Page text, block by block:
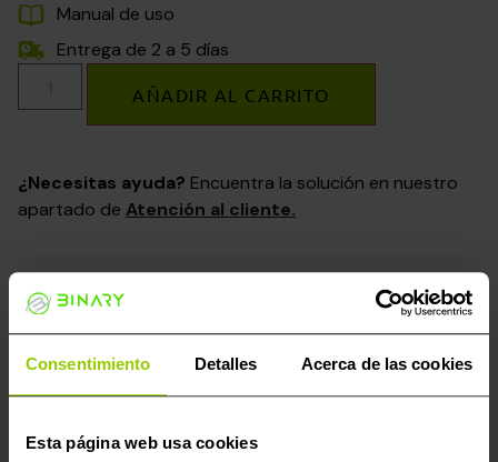
Consentimiento Detalles Acerca de las cookies
Esta página web usa cookies
PAGOS SEGUROS
Paga en 3 plazos sin intereses con Klarna.
Manual de uso
Entrega de 2 a 5 días
AÑADIR AL CARRITO
¿Necesitas ayuda? Encuentra la solución en nuestro
apartado de Atención al cliente.